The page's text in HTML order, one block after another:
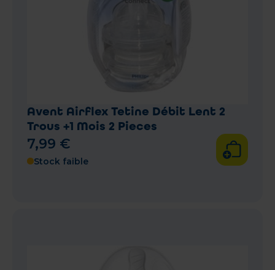
Avent Airflex Tetine Débit Lent 2
Trous +1 Mois 2 Pieces
7,99 €
Stock faible